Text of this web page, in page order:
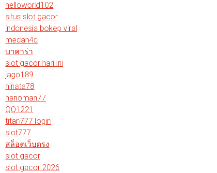
helloworld102
situs slot gacor
indonesia bokep viral
medan4d
บาคาร่า
slot gacor hari ini
jago189
hinata78
hanoman77
QQ1221
titan777 login
slot777
สล็อตเว็บตรง
slot gacor
slot gacor 2026